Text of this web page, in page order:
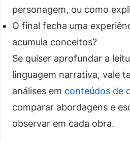
personagem, ou como
O final fecha uma
acumula conceitos?
Se quiser aprofundar a
linguagem narrativa, vale
análises em conteúdos de
comparar abordagens e
observar em cada obra.